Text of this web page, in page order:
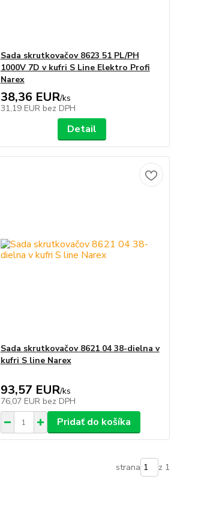
Sada skrutkovačov 8623 51 PL/PH
1000V 7D v kufri S Line Elektro Profi
Narex
38,36 EUR/ks
31,19 EUR bez DPH
Detail
Sada skrutkovačov 8621 04 38-dielna v
kufri S line Narex
93,57 EUR/ks
76,07 EUR bez DPH
Pridať do košíka
strana z 1